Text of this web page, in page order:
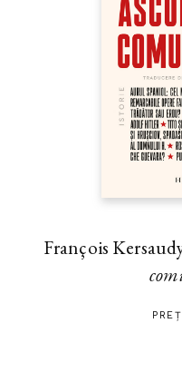
François